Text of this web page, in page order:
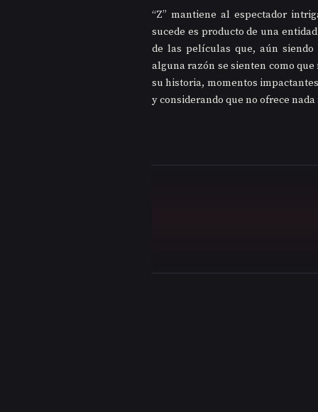
“Z” mantiene al espectador
sucede es producto de una
de las películas que, aún
alguna razón se sienten como
su historia, momentos
y considerando que no ofrece